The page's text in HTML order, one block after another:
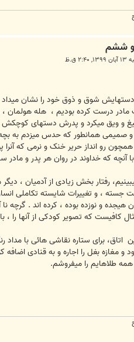
و ششم
ق.ظ
دستهایش شوق و ذوق خود را نشان
مادر درست کرده بودیم ، هله هولمان
و ویق میکرد و پدرش دستهای کوچکش
و صمیمی همانطور که حدس میزدم به
رو انداز حریر خنک و نرمی که
آنچه که خداوند در روان هر پدر و
رفتار بخش زیادی از آدمیان ،
، و تغییرات شایسته تکاملی
و نوزده بوده ، کرده اند . گرچه
کافیست که تصویر کودکی از آنها را
اتاق، برای ستاره نقاشی هائی با
و مغازه بغل را اجاره و به قنادی
طلاهایم را میفروشم.